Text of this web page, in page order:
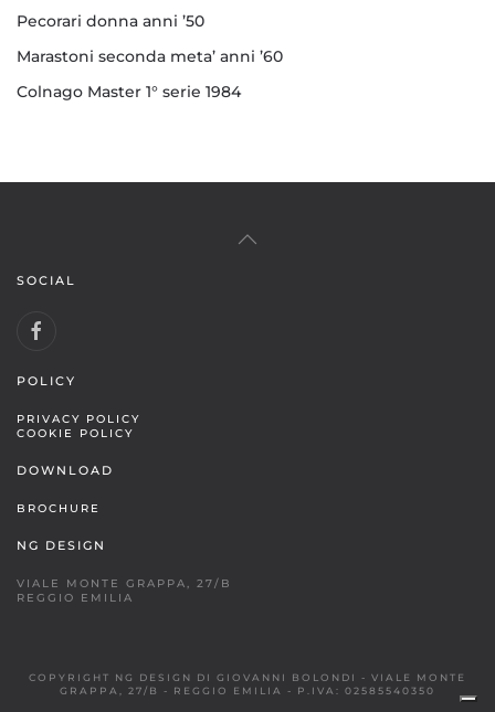
Pecorari donna anni ’50
Marastoni seconda meta’ anni ’60
Colnago Master 1° serie 1984
SOCIAL
POLICY
PRIVACY POLICY
COOKIE POLICY
DOWNLOAD
BROCHURE
NG DESIGN
VIALE MONTE GRAPPA, 27/B
REGGIO EMILIA
COPYRIGHT NG DESIGN DI GIOVANNI BOLONDI - VIALE MONTE
GRAPPA, 27/B - REGGIO EMILIA - P.IVA: 02585540350